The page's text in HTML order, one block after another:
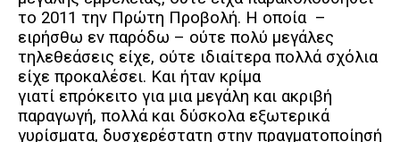
το 2011 την Πρώτη Προβολή. Η οποία –
ειρήσθω εν παρόδω – ούτε πολύ μεγάλες
τηλεθεάσεις είχε, ούτε ιδιαίτερα πολλά σχόλια
είχε προκαλέσει. Και ήταν κρίμα
γιατί επρόκειτο για μια μεγάλη και ακριβή
παραγωγή, πολλά και δύσκολα εξωτερικά
γυρίσματα, δυσχερέστατη στην πραγματοποίησή